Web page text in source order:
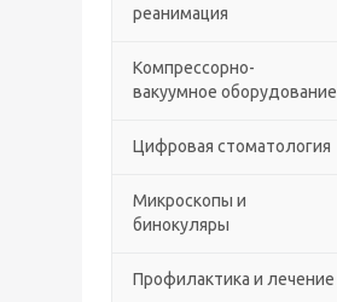
реанимация
Компрессорно-
вакуумное оборудование
Цифровая стоматология
Микроскопы и
бинокуляры
Профилактика и лечение